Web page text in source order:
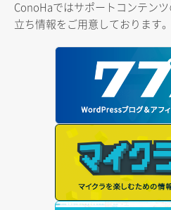
ConoHaではサポートコンテン
立ち情報をご用意しております